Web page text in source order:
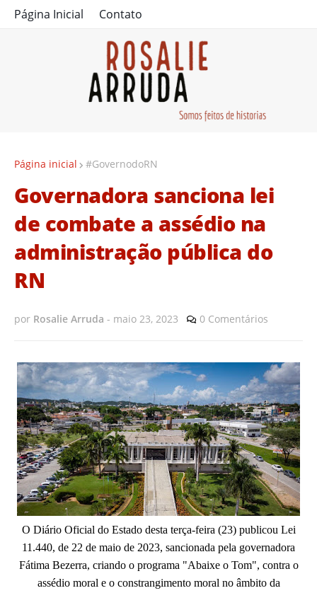
Página Inicial Contato
Página inicial #GovernodoRN
Governadora sanciona lei
de combate a assédio na
administração pública do
RN
por Rosalie Arruda - maio 23, 2023 0 Comentários
O Diário Oficial do Estado desta terça-feira (23) publicou Lei
11.440, de 22 de maio de 2023, sancionada pela governadora
Fátima Bezerra, criando o programa "Abaixe o Tom", contra o
assédio moral e o constrangimento moral no âmbito da